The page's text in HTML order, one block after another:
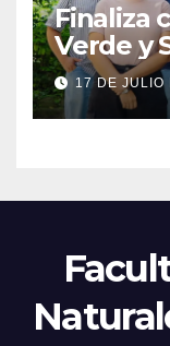
Finaliza
Verde y
17 DE JULIO